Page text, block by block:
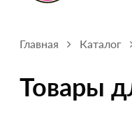
Главная Каталог
Товары